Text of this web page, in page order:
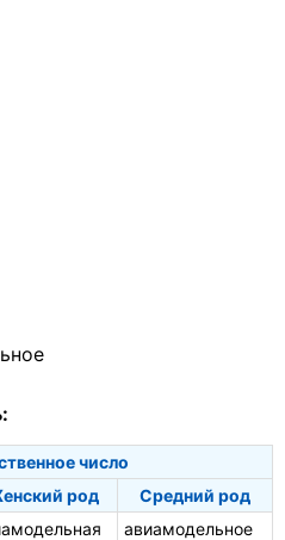
число
род
Средний род
авиамодельное